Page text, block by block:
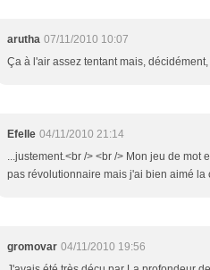
arutha 07/11/2010 10:07
Ça à l'air assez tentant mais,
Efelle 04/11/2010 21:14
...justement.<br /> <br /> Mon jeu de mot
pas révolutionnaire mais j'ai bien aimé la
gromovar 04/11/2010 19:56